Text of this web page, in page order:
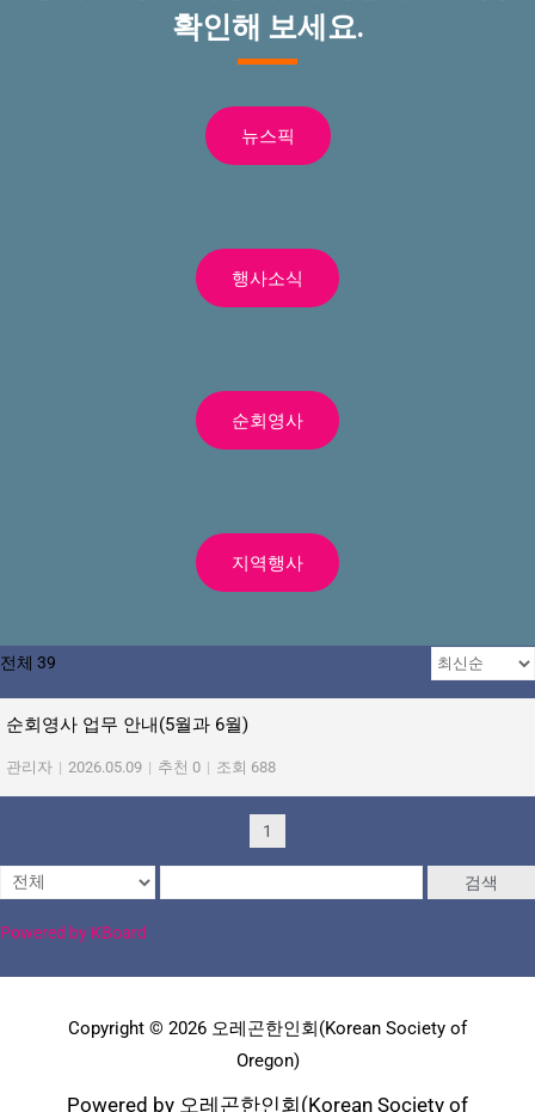
확인해 보세요.
뉴스픽
행사소식
순회영사
지역행사
전체 39
순회영사 업무 안내(5월과 6월)
관리자 | 2026.05.09 | 추천 0 | 조회 688
1
검색
Powered by KBoard
Copyright © 2026 오레곤한인회(Korean Society of
Oregon)
Powered by 오레곤한인회(Korean Society of